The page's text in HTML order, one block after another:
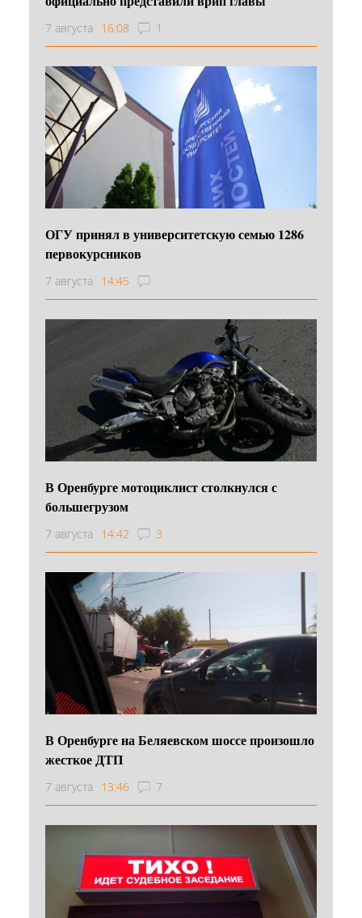
7 августа 16:08 1
ОГУ принял в университетскую семью 1286
первокурсников
7 августа 14:45
В Оренбурге мотоциклист столкнулся с
большегрузом
7 августа 14:42 3
В Оренбурге на Беляевском шоссе произошло
жесткое ДТП
7 августа 13:46 7